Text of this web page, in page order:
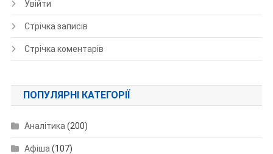
Увійти
Стрічка записів
Стрічка коментарів
ПОПУЛЯРНІ КАТЕГОРІЇ
Аналітика (200)
Афіша (107)